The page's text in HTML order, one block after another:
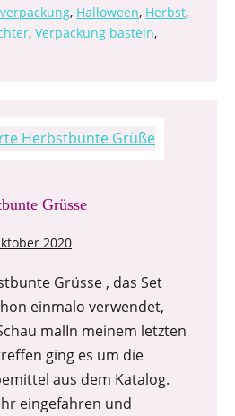
, Halloween, Herbst,
, Verpackung basteln,
Grüsse
2020
Grüsse , das Set
einmalo verwendet,
malIn meinem letzten
ging es um die
aus dem Katalog.
eingefahren und